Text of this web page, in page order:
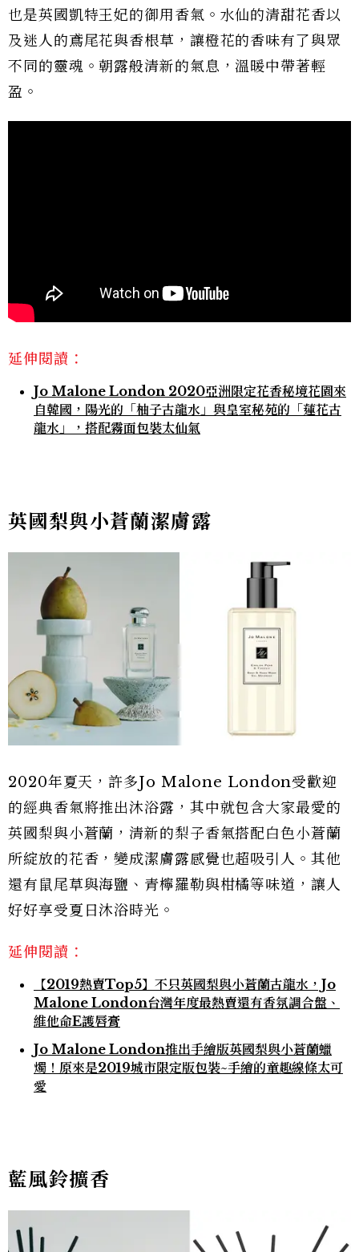
也是英國凱特王妃的御用香氣。水仙的清甜花香以
及迷人的鳶尾花與香根草，讓橙花的香味有了與眾
不同的靈魂。朝露般清新的氣息，溫暖中帶著輕
盈。
延伸閱讀：
Jo Malone London 2020亞洲限定花香秘境花園來
自韓國，陽光的「柚子古龍水」與皇室秘苑的「蓮花古
龍水」，搭配霧面包裝太仙氣
英國梨與小蒼蘭潔膚露
2020年夏天，許多Jo Malone London受歡迎
的經典香氣將推出沐浴露，其中就包含大家最愛的
英國梨與小蒼蘭，清新的梨子香氣搭配白色小蒼蘭
所綻放的花香，變成潔膚露感覺也超吸引人。其他
還有鼠尾草與海鹽、青檸羅勒與柑橘等味道，讓人
好好享受夏日沐浴時光。
延伸閱讀：
【2019熱賣Top5】不只英國梨與小蒼蘭古龍水，Jo
Malone London台灣年度最熱賣還有香氛調合盤、
維他命E護唇膏
Jo Malone London推出手繪版英國梨與小蒼蘭蠟
燭！原來是2019城市限定版包裝~手繪的童趣線條太可
愛
藍風鈴擴香